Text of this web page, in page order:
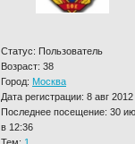
Статус: Пользователь
Возраст: 38
Город: Москва
Дата регистрации: 8 авг 2012
Последнее посещение: 30
в 12:36
Тем: 1